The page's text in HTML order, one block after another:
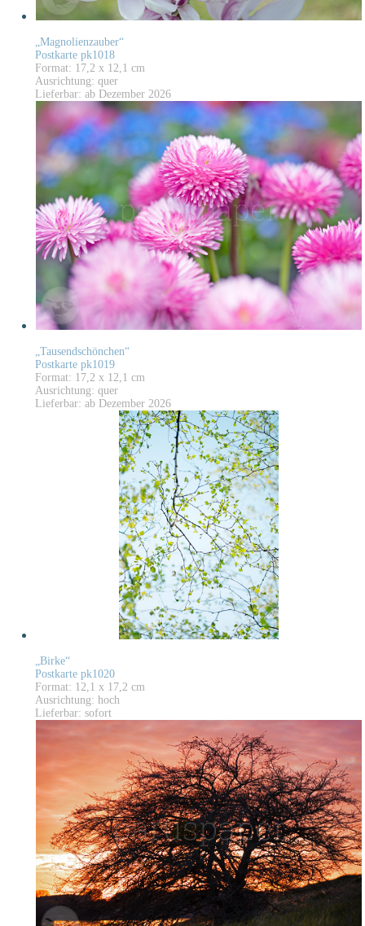
„Magnolienzauber“
Postkarte pk1018
Format: 17,2 x 12,1 cm
Ausrichtung: quer
Lieferbar: ab Dezember 2026
„Tausendschönchen“
Postkarte pk1019
Format: 17,2 x 12,1 cm
Ausrichtung: quer
Lieferbar: ab Dezember 2026
„Birke“
Postkarte pk1020
Format: 12,1 x 17,2 cm
Ausrichtung: hoch
Lieferbar: sofort